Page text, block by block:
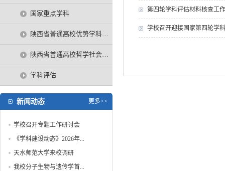
国家重点学科
陕西省普通高校优势学科项目
陕西省普通高校哲学社会科学特色学科项目
学科评估
更多>>
新闻动态
学校召开专题工作研讨会
《学科建设动态》2026年...
天水师范大学来校调研
我校分子生物与遗传学首...
第四轮学科评估材料核查工
学校召开迎接国家第四轮学